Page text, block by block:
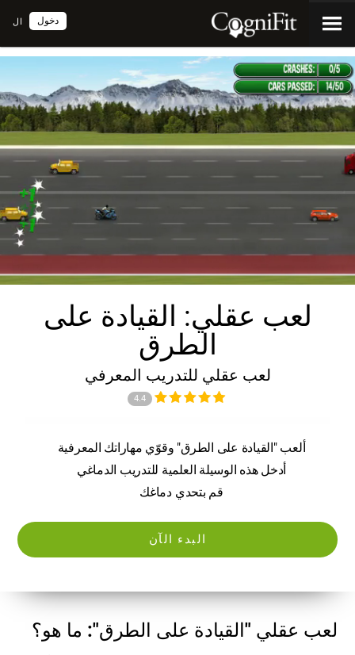
ال دخول
لعب عقلي: القيادة على
الطرق
لعب عقلي للتدريب المعرفي
4.4
ألعب "القيادة على الطرق" وقوّي مهاراتك المعرفية
أدخل هذه الوسيلة العلمية للتدريب الدماغي
قم بتحدي دماغك
البدء الآن
لعب عقلي "القيادة على الطرق": ما هو؟